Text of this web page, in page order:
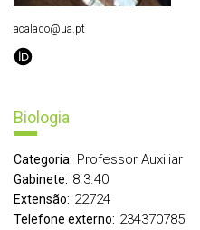
Biologia
Categoria: Professor Auxiliar
Gabinete: 8.3.40
Extensão: 22724
Telefone externo: 234370785
acalado@ua.pt